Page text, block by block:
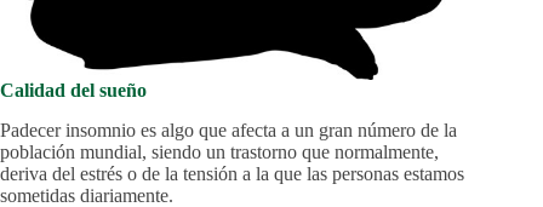
Calidad del sueño
Padecer insomnio es algo que afecta a un gran número de la
población mundial, siendo un trastorno que normalmente,
deriva del estrés o de la tensión a la que las personas estamos
sometidas diariamente.